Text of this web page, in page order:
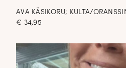
AVA KÄSIKORU; KULTA/
€ 34,95